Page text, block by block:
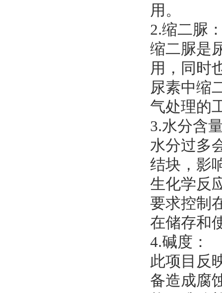
用。
2.缩二脲
缩二脲是
用，同时
尿素中缩
气处理的
3.水分含
水分过多
结块，影
生化学反
要求控制
在储存和
4.碱度：
此项目反
备造成腐